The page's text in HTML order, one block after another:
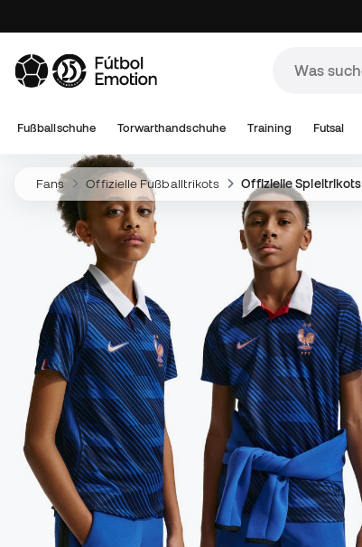
Fußballschuhe Torwarthandschuhe Training Futsal
Fans Offizielle Fußballtrikots Offizielle Spieltrikots